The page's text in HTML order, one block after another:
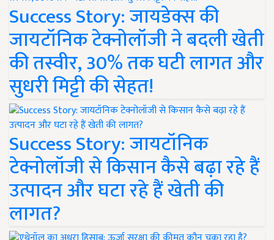
Success Story: जायडेक्स की
जायटॉनिक टेक्नोलॉजी ने बदली खेती
की तस्वीर, 30% तक घटी लागत और
सुधरी मिट्टी की सेहत!
Success Story: जायटॉनिक
टेक्नोलॉजी से किसान कैसे बढ़ा रहे हैं
उत्पादन और घटा रहे हैं खेती की
लागत?